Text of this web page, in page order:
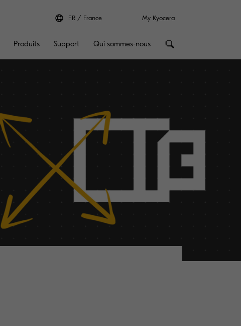
FR France My Kyocera
Produits Support Qui sommes-nous